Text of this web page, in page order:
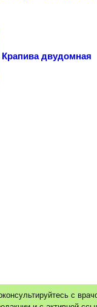
Крапива двудомная
с